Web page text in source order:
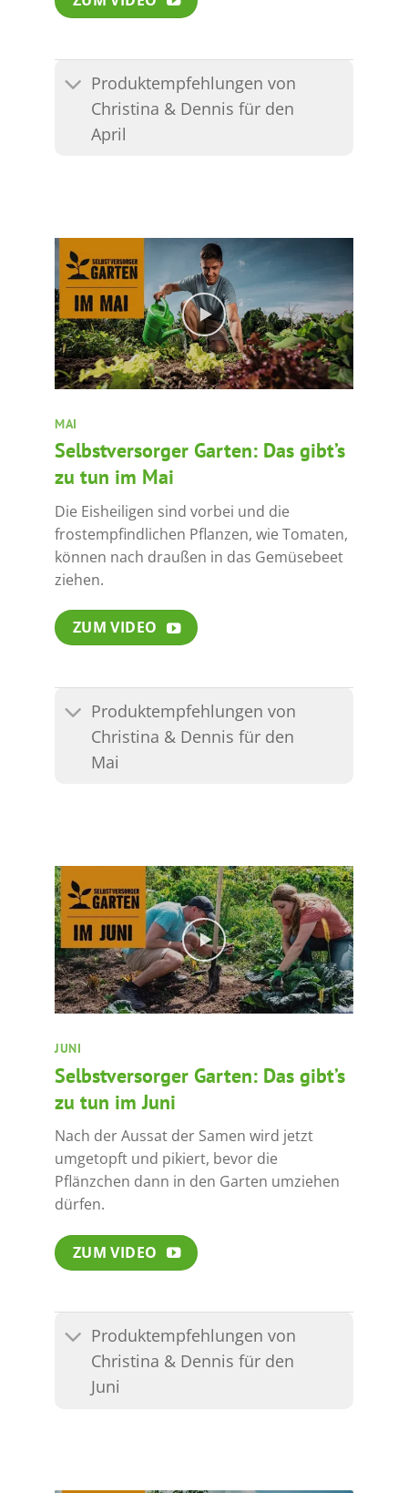
Produktempfehlungen von
Christina & Dennis für den
April
MAI
Selbstversorger Garten: Das gibt’s
zu tun im Mai
Die Eisheiligen sind vorbei und die
frostempfindlichen Pflanzen, wie Tomaten,
können nach draußen in das Gemüsebeet
ziehen.
ZUM VIDEO
Produktempfehlungen von
Christina & Dennis für den
Mai
JUNI
Selbstversorger Garten: Das gibt’s
zu tun im Juni
Nach der Aussat der Samen wird jetzt
umgetopft und pikiert, bevor die
Pflänzchen dann in den Garten umziehen
dürfen.
ZUM VIDEO
Produktempfehlungen von
Christina & Dennis für den
Juni